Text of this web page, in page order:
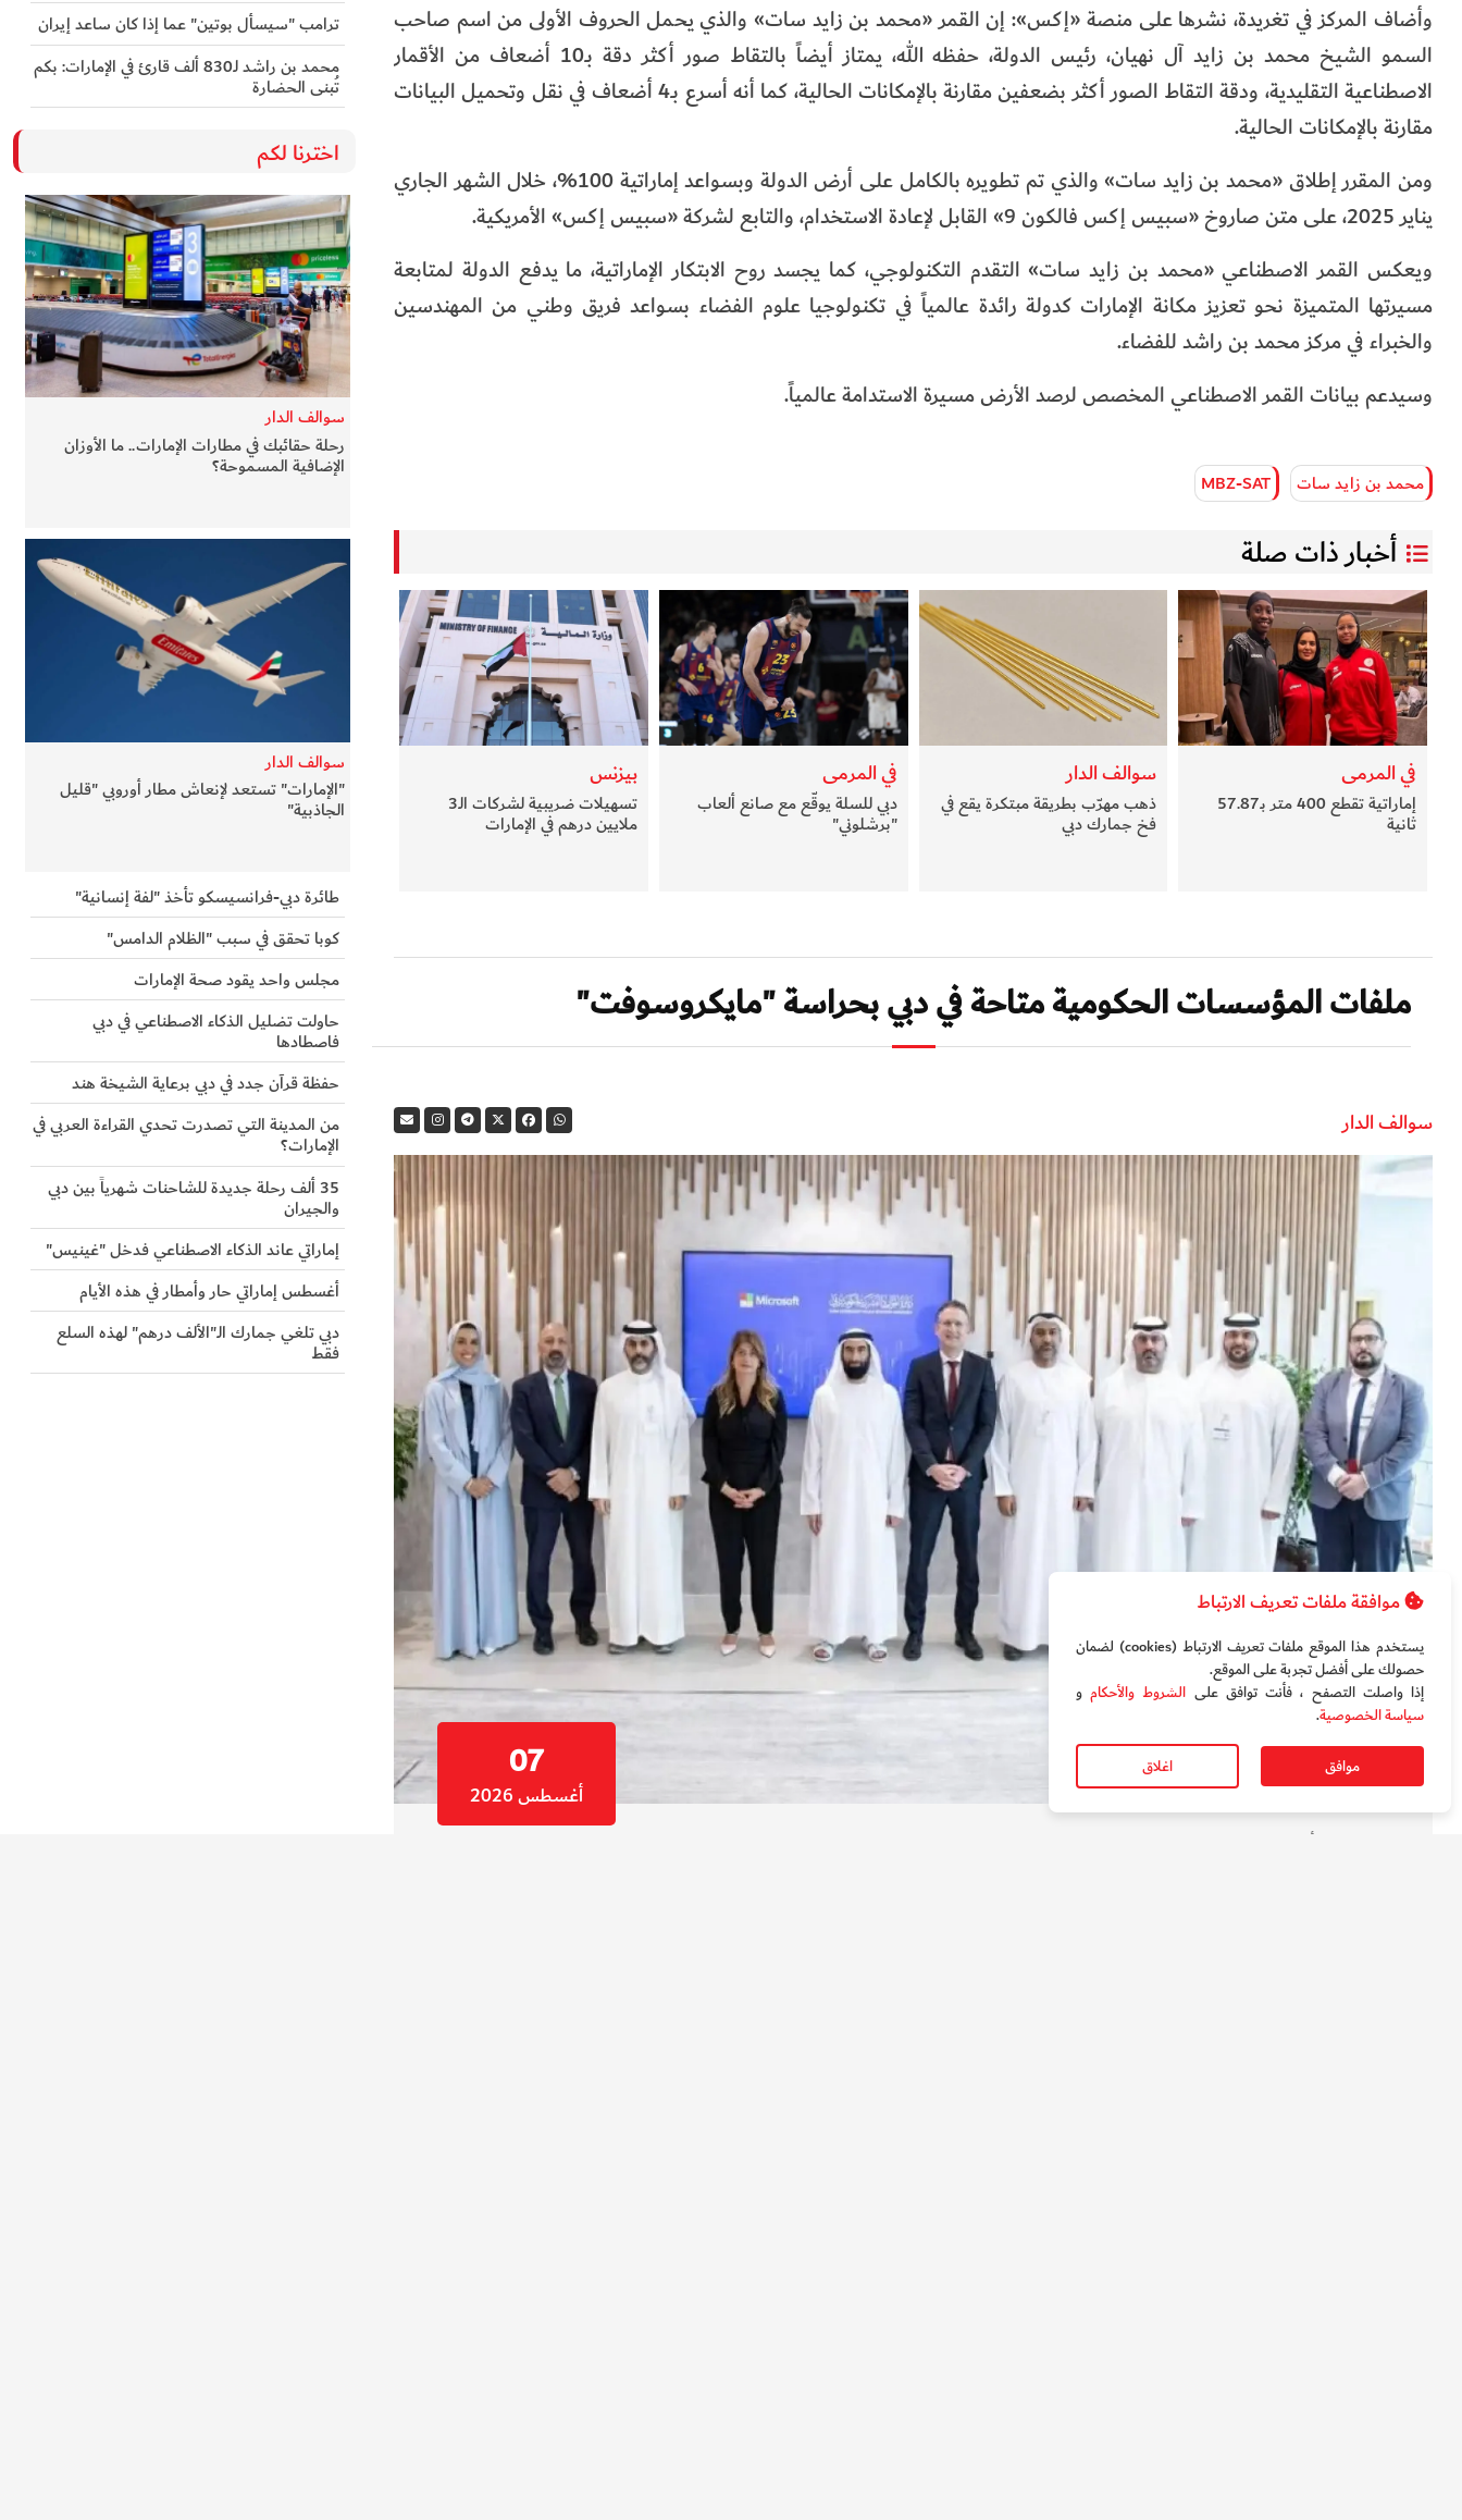
وأضاف المركز في تغريدة، نشرها على منصة «إكس»: إن القمر «محمد بن زايد سات» والذي يحمل الحروف الأولى من اسم صاحب
السمو الشيخ محمد بن زايد آل نهيان، رئيس الدولة، حفظه الله، يمتاز أيضاً بالتقاط صور أكثر دقة بـ10 أضعاف من الأقمار
الاصطناعية التقليدية، ودقة التقاط الصور أكثر بضعفين مقارنة بالإمكانات الحالية، كما أنه أسرع بـ4 أضعاف في نقل وتحميل البيانات
مقارنة بالإمكانات الحالية.
ومن المقرر إطلاق «محمد بن زايد سات» والذي تم تطويره بالكامل على أرض الدولة وبسواعد إماراتية 100%، خلال الشهر الجاري
يناير 2025، على متن صاروخ «سبيس إكس فالكون 9» القابل لإعادة الاستخدام، والتابع لشركة «سبيس إكس» الأمريكية.
ويعكس القمر الاصطناعي «محمد بن زايد سات» التقدم التكنولوجي، كما يجسد روح الابتكار الإماراتية، ما يدفع الدولة لمتابعة
مسيرتها المتميزة نحو تعزيز مكانة الإمارات كدولة رائدة عالمياً في تكنولوجيا علوم الفضاء بسواعد فريق وطني من المهندسين
والخبراء في مركز محمد بن راشد للفضاء.
وسيدعم بيانات القمر الاصطناعي المخصص لرصد الأرض مسيرة الاستدامة عالمياً.
محمد بن زايد سات MBZ-SAT
أخبار ذات صلة
في المرمى
إماراتية تقطع 400 متر بـ57.87
ثانية
سوالف الدار
ذهب مهرّب بطريقة مبتكرة يقع في
فخ جمارك دبي
في المرمى
دبي للسلة يوقّع مع صانع ألعاب
"برشلوني"
بيزنس
تسهيلات ضريبية لشركات الـ3
ملايين درهم في الإمارات
ملفات المؤسسات الحكومية متاحة في دبي بحراسة "مايكروسوفت"
سوالف الدار
07
أغسطس 2026
ترامب "سيسأل بوتين" عما إذا كان ساعد إيران
محمد بن راشد لـ830 ألف قارئ في الإمارات: بكم
تُبنى الحضارة
اخترنا لكم
سوالف الدار
رحلة حقائبك في مطارات الإمارات.. ما الأوزان
الإضافية المسموحة؟
سوالف الدار
"الإمارات" تستعد لإنعاش مطار أوروبي "قليل
الجاذبية"
طائرة دبي-فرانسيسكو تأخذ "لفة إنسانية"
كوبا تحقق في سبب "الظلام الدامس"
مجلس واحد يقود صحة الإمارات
حاولت تضليل الذكاء الاصطناعي في دبي
فاصطادها
حفظة قرآن جدد في دبي برعاية الشيخة هند
من المدينة التي تصدرت تحدي القراءة العربي في
الإمارات؟
35 ألف رحلة جديدة للشاحنات شهرياً بين دبي
والجيران
إماراتي عاند الذكاء الاصطناعي فدخل "غينيس"
أغسطس إماراتي حار وأمطار في هذه الأيام
دبي تلغي جمارك الـ"الألف درهم" لهذه السلع
فقط
موافقة ملفات تعريف الارتباط
يستخدم هذا الموقع ملفات تعريف الارتباط (cookies) لضمان
حصولك على أفضل تجربة على الموقع‏.
إذا واصلت التصفح ، فأنت توافق على الشروط والأحكامو
سياسة الخصوصية.
موافق اغلاق